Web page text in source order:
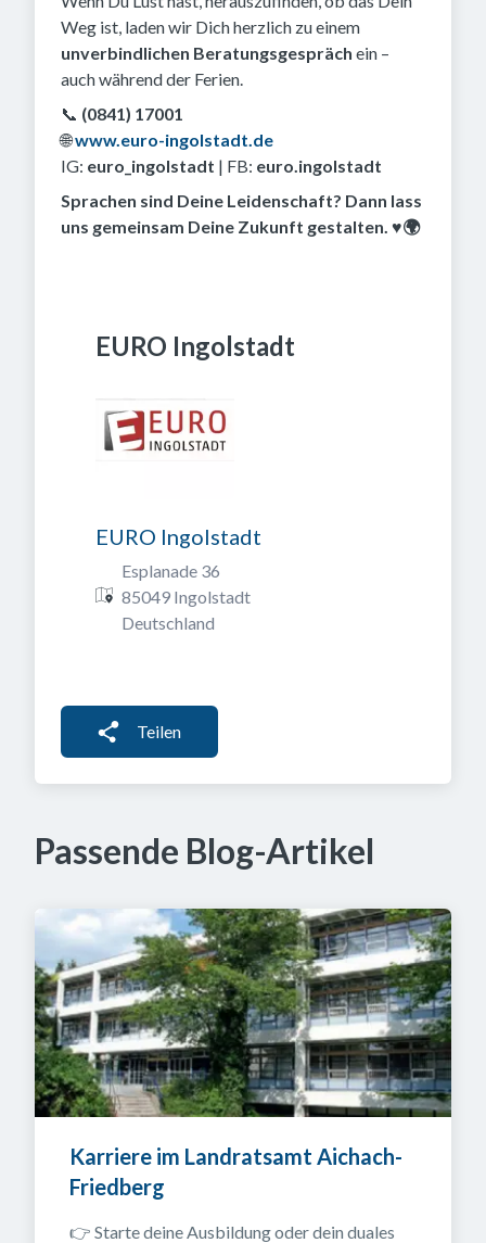
Weg ist, laden wir Dich herzlich zu einem
unverbindlichen Beratungsgespräch ein –
auch während der Ferien.
📞 (0841) 17001
🌐www.euro-ingolstadt.de
IG: euro_ingolstadt | FB: euro.ingolstadt
Sprachen sind Deine Leidenschaft? Dann lass
uns gemeinsam Deine Zukunft gestalten. ♥️🌍
EURO Ingolstadt
EURO Ingolstadt
Esplanade 36
85049 Ingolstadt
Deutschland
Teilen
Passende Blog-Artikel
Karriere im Landratsamt Aichach-
Friedberg
👉 Starte deine Ausbildung oder dein duales